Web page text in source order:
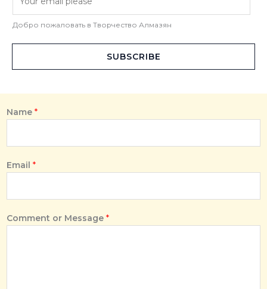
m
r
@
m
i
.
Добро пожаловать в Творчество Алмазян
SUBSCRIBE
Name *
Email *
Comment or Message *